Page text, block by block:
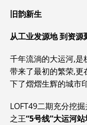
旧韵新生
从工业发源地到资源
千年流淌的大运河,是
带来了最初的繁荣,更
下了熠熠生辉的城市印
LOFT49二期充分挖
之王“5号线”大运河